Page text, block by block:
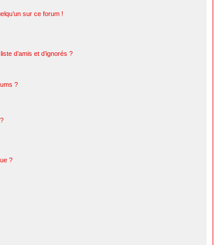
sur ce forum !
d’amis et d’ignorés ?
?
?